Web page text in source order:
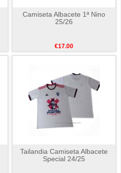
Camiseta Albacete 1ª Nino
25/26
€17.00
Tailandia Camiseta Albacete
Special 24/25